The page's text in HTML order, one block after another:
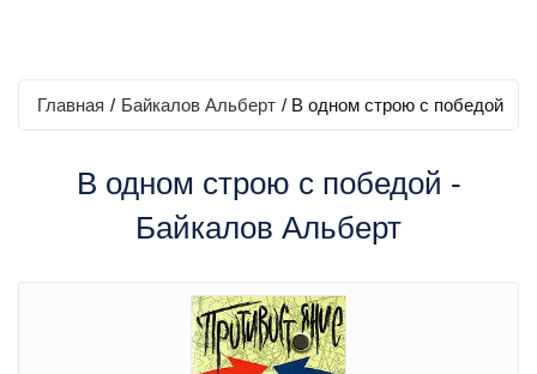
Главная / Байкалов Альберт / В одном строю с победой
В одном строю с победой -
Байкалов Альберт